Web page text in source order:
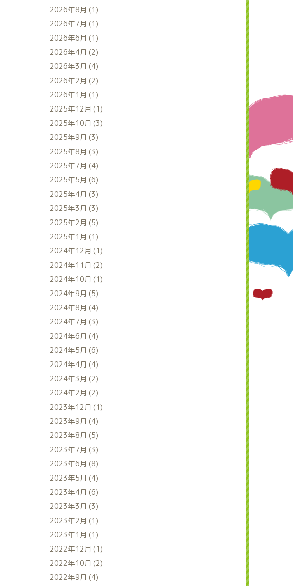
2026年8月 (1)
2026年7月 (1)
2026年6月 (1)
2026年4月 (2)
2026年3月 (4)
2026年2月 (2)
2026年1月 (1)
2025年12月 (1)
2025年10月 (3)
2025年9月 (3)
2025年8月 (3)
2025年7月 (4)
2025年5月 (6)
2025年4月 (3)
2025年3月 (3)
2025年2月 (5)
2025年1月 (1)
2024年12月 (1)
2024年11月 (2)
2024年10月 (1)
2024年9月 (5)
2024年8月 (4)
2024年7月 (3)
2024年6月 (4)
2024年5月 (6)
2024年4月 (4)
2024年3月 (2)
2024年2月 (2)
2023年12月 (1)
2023年9月 (4)
2023年8月 (5)
2023年7月 (3)
2023年6月 (8)
2023年5月 (4)
2023年4月 (6)
2023年3月 (3)
2023年2月 (1)
2023年1月 (1)
2022年12月 (1)
2022年10月 (2)
2022年9月 (4)